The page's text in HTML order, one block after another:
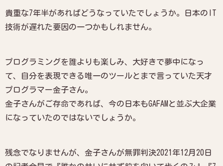
貴重な7年半があればどうなっていたでしょうか。日本のIT
技術が遅れた要因の一つかもしれません。
プログラミングを誰よりも楽しみ、大好きで夢中になっ
て、自分を表現できる唯一のツールとまで言っていた天才
プログラマー金子さん。
金子さんがご存命であれば、今の日本もGAFAMと並ぶ大企業
になっていたのではないでしょうか。
残念でなりませんが、金子さんが無罪判決2021年12月20日